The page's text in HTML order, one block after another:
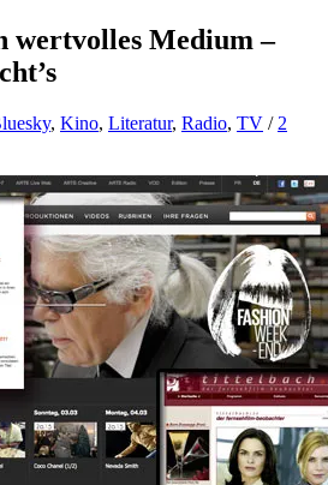
wertvolles Medium –
, Kino, Literatur, Radio, TV / 2